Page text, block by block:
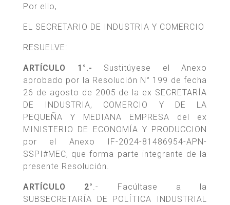
Por ello,
EL SECRETARIO DE INDUSTRIA Y COMERCIO
RESUELVE:
ARTÍCULO 1°.- Sustitúyese el Anexo
aprobado por la Resolución N° 199 de fecha
26 de agosto de 2005 de la ex SECRETARÍA
DE INDUSTRIA, COMERCIO Y DE LA
PEQUEÑA Y MEDIANA EMPRESA del ex
MINISTERIO DE ECONOMÍA Y PRODUCCION
por el Anexo IF-2024-81486954-APN-
SSPI#MEC, que forma parte integrante de la
presente Resolución.
ARTÍCULO 2°.- Facúltase a la
SUBSECRETARÍA DE POLÍTICA INDUSTRIAL